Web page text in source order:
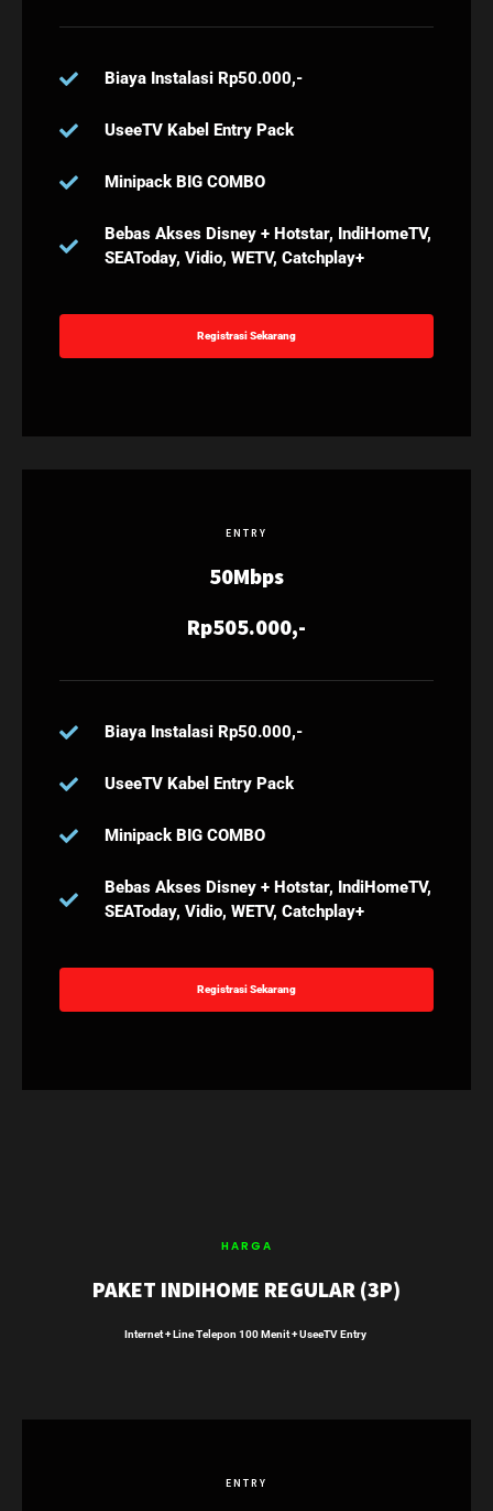
Biaya Instalasi Rp50.000,-
UseeTV Kabel Entry Pack
Minipack BIG COMBO
Bebas Akses Disney + Hotstar, IndiHomeTV,
SEAToday, Vidio, WETV, Catchplay+
Registrasi Sekarang
ENTRY
50Mbps
Rp505.000,-
Biaya Instalasi Rp50.000,-
UseeTV Kabel Entry Pack
Minipack BIG COMBO
Bebas Akses Disney + Hotstar, IndiHomeTV,
SEAToday, Vidio, WETV, Catchplay+
Registrasi Sekarang
HARGA
PAKET INDIHOME REGULAR (3P)
Internet + Line Telepon 100 Menit + UseeTV Entry
ENTRY